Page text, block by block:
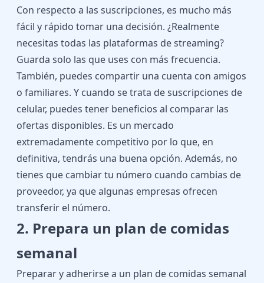
Con respecto a las suscripciones, es mucho más
fácil y rápido tomar una decisión. ¿Realmente
necesitas todas las plataformas de streaming?
Guarda solo las que uses con más frecuencia.
También, puedes compartir una cuenta con amigos
o familiares. Y cuando se trata de suscripciones de
celular, puedes tener beneficios al comparar las
ofertas disponibles. Es un mercado
extremadamente competitivo por lo que, en
definitiva, tendrás una buena opción. Además, no
tienes que cambiar tu número cuando cambias de
proveedor, ya que algunas empresas ofrecen
transferir el número.
2. Prepara un plan de comidas
semanal
Preparar y adherirse a un plan de comidas semanal